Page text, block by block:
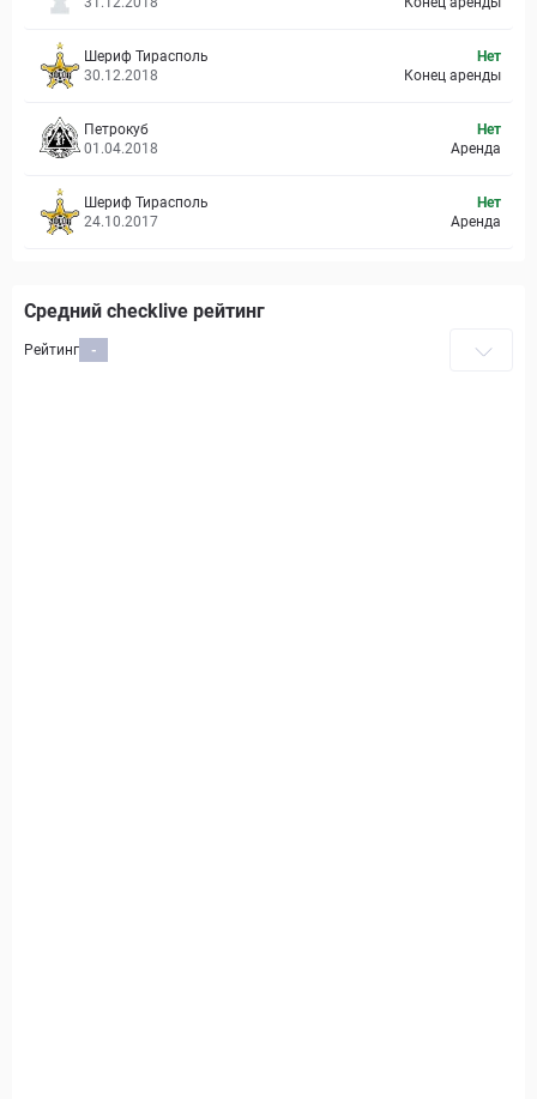
Шериф Тирасполь
30.12.2018
Нет
Конец аренды
Петрокуб
01.04.2018
Нет
Аренда
Шериф Тирасполь
24.10.2017
Нет
Аренда
Средний checklive рейтинг
Рейтинг -